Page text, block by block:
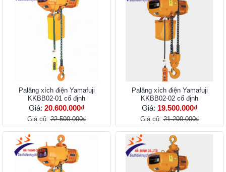
Palăng xích điện Yamafuji
KKBB02-01 cố định
Giá: 20.600.000₫
Giá cũ:22.500.000₫
Palăng xích điện Yamafuji
KKBB02-02 cố định
Giá: 19.500.000₫
Giá cũ:21.200.000₫